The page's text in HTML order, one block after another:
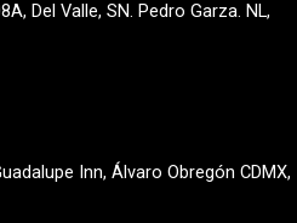
Del Valle, SN. Pedro Garza. NL,
Inn, Álvaro Obregón CDMX,